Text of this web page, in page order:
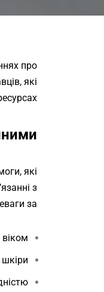
про
які
які
з
за: